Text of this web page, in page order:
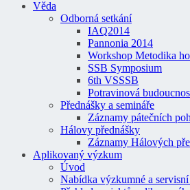
Věda
Odborná setkání
IAQ2014
Pannonia 2014
Workshop Metodika
SSB Symposium
6th VSSSB
Potravinová
Přednášky a semináře
Záznamy pátečních
Hálovy přednášky
Záznamy Hálových
Aplikovaný výzkum
Úvod
Nabídka výzkumné a